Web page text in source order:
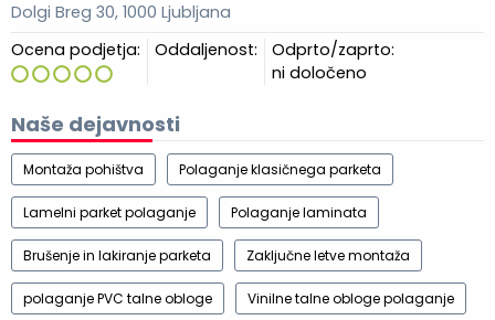
Dolgi Breg 30, 1000 Ljubljana
Ocena podjetja:
Oddaljenost:
Odprto/zaprto:
ni določeno
Naše dejavnosti
Montaža pohištva Polaganje klasičnega parketa
Lamelni parket polaganje Polaganje laminata
Brušenje in lakiranje parketa Zaključne letve montaža
polaganje PVC talne obloge Vinilne talne obloge polaganje